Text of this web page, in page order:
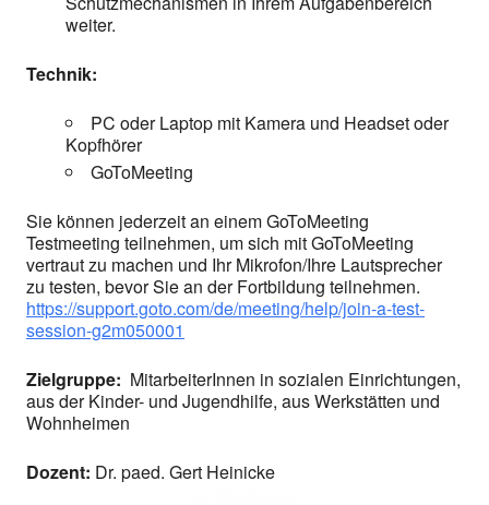
weiter.
Technik:
PC oder Laptop mit Kamera und Headset oder
Kopfhörer
GoToMeeting
Sie können jederzeit an einem GoToMeeting
Testmeeting teilnehmen, um sich mit GoToMeeting
vertraut zu machen und Ihr Mikrofon/Ihre Lautsprecher
zu testen, bevor Sie an der Fortbildung teilnehmen.
https://support.goto.com/de/meeting/help/join-a-test-
session-g2m050001
Zielgruppe: MitarbeiterInnen in sozialen Einrichtungen,
aus der Kinder- und Jugendhilfe, aus Werkstätten und
Wohnheimen
Dozent: Dr. paed. Gert Heinicke